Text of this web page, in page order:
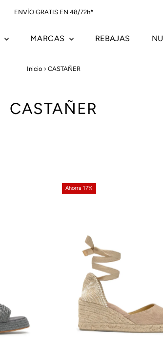
ENVÍO GRATIS EN 48/72h*
MARCAS REBAJAS
Inicio › CASTAÑER
CASTAÑER
Ahorra 17%